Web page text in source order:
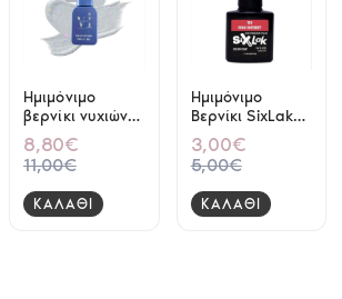
Ημιμόνιμο
βερνίκι νυχιών
Vi Beauty Disco
Rainbow Flake
Top Coat 15ml
8,80€
11,00€
ΚΑΛΑΘΙ
Ημιμόνιμο
Βερνίκι SixLak
Uv & Led Soak
Off No136 Pink
Sherbet 8ml
3,00€
5,00€
ΚΑΛΑΘΙ